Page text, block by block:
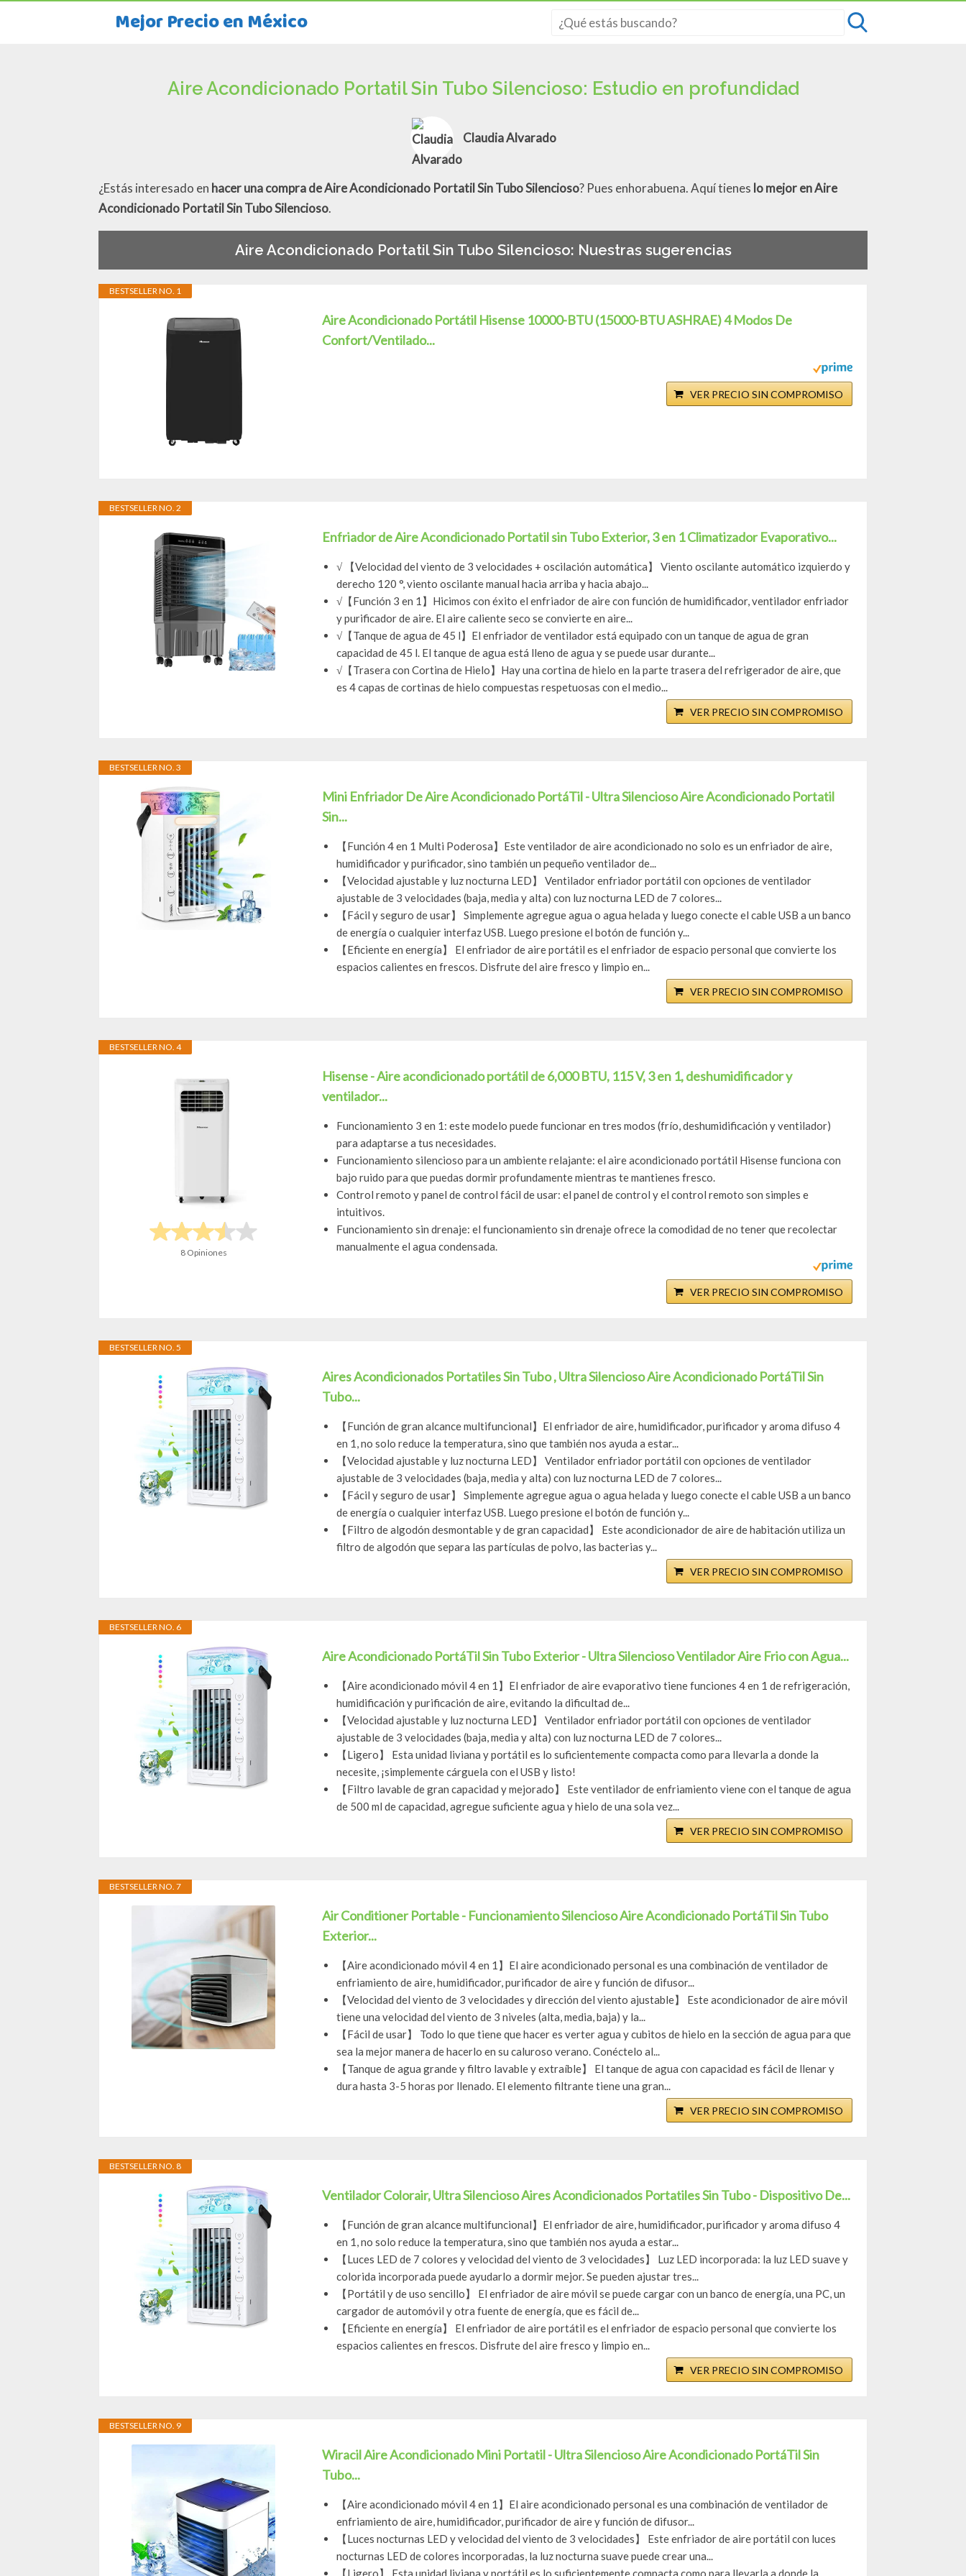
Mejor Precio en México
Aire Acondicionado Portatil Sin Tubo Silencioso: Estudio en profundidad
Claudia Alvarado
¿Estás interesado en hacer una compra de Aire Acondicionado Portatil Sin Tubo Silencioso? Pues enhorabuena. Aquí tienes lo mejor en Aire
Acondicionado Portatil Sin Tubo Silencioso.
Aire Acondicionado Portatil Sin Tubo Silencioso: Nuestras sugerencias
BESTSELLER NO. 1
Aire Acondicionado Portátil Hisense 10000-BTU (15000-BTU ASHRAE) 4 Modos De
Confort/Ventilado...
VER PRECIO SIN COMPROMISO
BESTSELLER NO. 2
Enfriador de Aire Acondicionado Portatil sin Tubo Exterior, 3 en 1 Climatizador Evaporativo...
√ 【Velocidad del viento de 3 velocidades + oscilación automática】 Viento oscilante automático izquierdo y
derecho 120 °, viento oscilante manual hacia arriba y hacia abajo...
√【Función 3 en 1】Hicimos con éxito el enfriador de aire con función de humidificador, ventilador enfriador
y purificador de aire. El aire caliente seco se convierte en aire...
√【Tanque de agua de 45 l】El enfriador de ventilador está equipado con un tanque de agua de gran
capacidad de 45 l. El tanque de agua está lleno de agua y se puede usar durante...
√【Trasera con Cortina de Hielo】Hay una cortina de hielo en la parte trasera del refrigerador de aire, que
es 4 capas de cortinas de hielo compuestas respetuosas con el medio...
VER PRECIO SIN COMPROMISO
BESTSELLER NO. 3
Mini Enfriador De Aire Acondicionado PortáTil - Ultra Silencioso Aire Acondicionado Portatil
Sin...
【Función 4 en 1 Multi Poderosa】Este ventilador de aire acondicionado no solo es un enfriador de aire,
humidificador y purificador, sino también un pequeño ventilador de...
【Velocidad ajustable y luz nocturna LED】 Ventilador enfriador portátil con opciones de ventilador
ajustable de 3 velocidades (baja, media y alta) con luz nocturna LED de 7 colores...
【Fácil y seguro de usar】 Simplemente agregue agua o agua helada y luego conecte el cable USB a un banco
de energía o cualquier interfaz USB. Luego presione el botón de función y...
【Eficiente en energía】 El enfriador de aire portátil es el enfriador de espacio personal que convierte los
espacios calientes en frescos. Disfrute del aire fresco y limpio en...
VER PRECIO SIN COMPROMISO
BESTSELLER NO. 4
8 Opiniones
Hisense - Aire acondicionado portátil de 6,000 BTU, 115 V, 3 en 1, deshumidificador y
ventilador...
Funcionamiento 3 en 1: este modelo puede funcionar en tres modos (frío, deshumidificación y ventilador)
para adaptarse a tus necesidades.
Funcionamiento silencioso para un ambiente relajante: el aire acondicionado portátil Hisense funciona con
bajo ruido para que puedas dormir profundamente mientras te mantienes fresco.
Control remoto y panel de control fácil de usar: el panel de control y el control remoto son simples e
intuitivos.
Funcionamiento sin drenaje: el funcionamiento sin drenaje ofrece la comodidad de no tener que recolectar
manualmente el agua condensada.
VER PRECIO SIN COMPROMISO
BESTSELLER NO. 5
Aires Acondicionados Portatiles Sin Tubo , Ultra Silencioso Aire Acondicionado PortáTil Sin
Tubo...
【Función de gran alcance multifuncional】El enfriador de aire, humidificador, purificador y aroma difuso 4
en 1, no solo reduce la temperatura, sino que también nos ayuda a estar...
【Velocidad ajustable y luz nocturna LED】 Ventilador enfriador portátil con opciones de ventilador
ajustable de 3 velocidades (baja, media y alta) con luz nocturna LED de 7 colores...
【Fácil y seguro de usar】 Simplemente agregue agua o agua helada y luego conecte el cable USB a un banco
de energía o cualquier interfaz USB. Luego presione el botón de función y...
【Filtro de algodón desmontable y de gran capacidad】 Este acondicionador de aire de habitación utiliza un
filtro de algodón que separa las partículas de polvo, las bacterias y...
VER PRECIO SIN COMPROMISO
BESTSELLER NO. 6
Aire Acondicionado PortáTil Sin Tubo Exterior - Ultra Silencioso Ventilador Aire Frio con Agua...
【Aire acondicionado móvil 4 en 1】El enfriador de aire evaporativo tiene funciones 4 en 1 de refrigeración,
humidificación y purificación de aire, evitando la dificultad de...
【Velocidad ajustable y luz nocturna LED】 Ventilador enfriador portátil con opciones de ventilador
ajustable de 3 velocidades (baja, media y alta) con luz nocturna LED de 7 colores...
【Ligero】 Esta unidad liviana y portátil es lo suficientemente compacta como para llevarla a donde la
necesite, ¡simplemente cárguela con el USB y listo!
【Filtro lavable de gran capacidad y mejorado】 Este ventilador de enfriamiento viene con el tanque de agua
de 500 ml de capacidad, agregue suficiente agua y hielo de una sola vez...
VER PRECIO SIN COMPROMISO
BESTSELLER NO. 7
Air Conditioner Portable - Funcionamiento Silencioso Aire Acondicionado PortáTil Sin Tubo
Exterior...
【Aire acondicionado móvil 4 en 1】El aire acondicionado personal es una combinación de ventilador de
enfriamiento de aire, humidificador, purificador de aire y función de difusor...
【Velocidad del viento de 3 velocidades y dirección del viento ajustable】 Este acondicionador de aire móvil
tiene una velocidad del viento de 3 niveles (alta, media, baja) y la...
【Fácil de usar】 Todo lo que tiene que hacer es verter agua y cubitos de hielo en la sección de agua para que
sea la mejor manera de hacerlo en su caluroso verano. Conéctelo al...
【Tanque de agua grande y filtro lavable y extraíble】 El tanque de agua con capacidad es fácil de llenar y
dura hasta 3-5 horas por llenado. El elemento filtrante tiene una gran...
VER PRECIO SIN COMPROMISO
BESTSELLER NO. 8
Ventilador Colorair, Ultra Silencioso Aires Acondicionados Portatiles Sin Tubo - Dispositivo De...
【Función de gran alcance multifuncional】El enfriador de aire, humidificador, purificador y aroma difuso 4
en 1, no solo reduce la temperatura, sino que también nos ayuda a estar...
【Luces LED de 7 colores y velocidad del viento de 3 velocidades】 Luz LED incorporada: la luz LED suave y
colorida incorporada puede ayudarlo a dormir mejor. Se pueden ajustar tres...
【Portátil y de uso sencillo】 El enfriador de aire móvil se puede cargar con un banco de energía, una PC, un
cargador de automóvil y otra fuente de energía, que es fácil de...
【Eficiente en energía】 El enfriador de aire portátil es el enfriador de espacio personal que convierte los
espacios calientes en frescos. Disfrute del aire fresco y limpio en...
VER PRECIO SIN COMPROMISO
BESTSELLER NO. 9
Wiracil Aire Acondicionado Mini Portatil - Ultra Silencioso Aire Acondicionado PortáTil Sin
Tubo...
【Aire acondicionado móvil 4 en 1】El aire acondicionado personal es una combinación de ventilador de
enfriamiento de aire, humidificador, purificador de aire y función de difusor...
【Luces nocturnas LED y velocidad del viento de 3 velocidades】 Este enfriador de aire portátil con luces
nocturnas LED de colores incorporadas, la luz nocturna suave puede crear una...